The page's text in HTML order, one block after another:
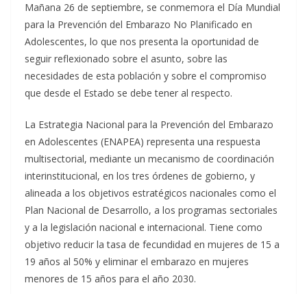
Mañana 26 de septiembre, se conmemora el Día Mundial
para la Prevención del Embarazo No Planificado en
Adolescentes, lo que nos presenta la oportunidad de
seguir reflexionado sobre el asunto, sobre las
necesidades de esta población y sobre el compromiso
que desde el Estado se debe tener al respecto.
La Estrategia Nacional para la Prevención del Embarazo
en Adolescentes (ENAPEA) representa una respuesta
multisectorial, mediante un mecanismo de coordinación
interinstitucional, en los tres órdenes de gobierno, y
alineada a los objetivos estratégicos nacionales como el
Plan Nacional de Desarrollo, a los programas sectoriales
y a la legislación nacional e internacional. Tiene como
objetivo reducir la tasa de fecundidad en mujeres de 15 a
19 años al 50% y eliminar el embarazo en mujeres
menores de 15 años para el año 2030.